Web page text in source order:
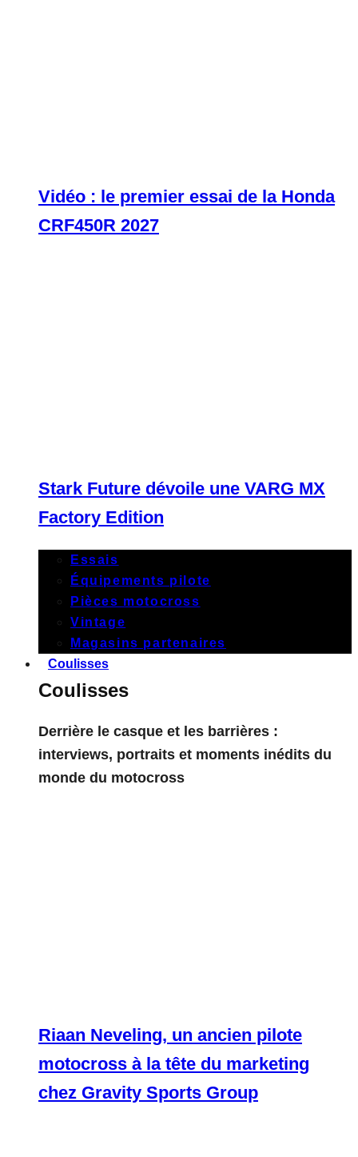
Vidéo : le premier essai de la Honda
CRF450R 2027
Stark Future dévoile une VARG MX
Factory Edition
Essais
Équipements pilote
Pièces motocross
Vintage
Magasins partenaires
Coulisses
Coulisses
Derrière le casque et les barrières :
interviews, portraits et moments inédits du
monde du motocross
Riaan Neveling, un ancien pilote
motocross à la tête du marketing
chez Gravity Sports Group